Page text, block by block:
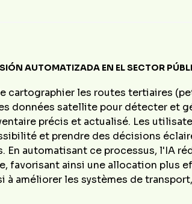
AUTOMATIZADA EN EL SECTOR
cartographier les routes tertiaires
données satellite pour détecter et
précis et actualisé. Les
et prendre des décisions
automatisant ce processus, l'IA
favorisant ainsi une allocation plus
améliorer les systèmes de